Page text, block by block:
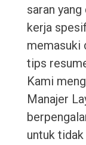
saran
kerja
memasuki
tips
Kami
Manajer
untuk